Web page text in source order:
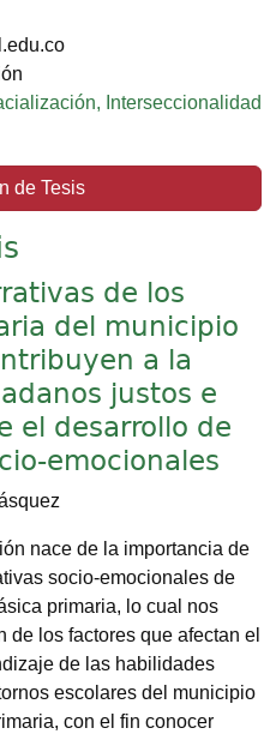
Interseccionalidad
de Tesis
de los
del municipio
a la
justos e
el desarrollo de
emocionales
nace de la importancia de
socio-emocionales de
primaria, lo cual nos
los factores que afectan el
de las habilidades
escolares del municipio
con el fin conocer